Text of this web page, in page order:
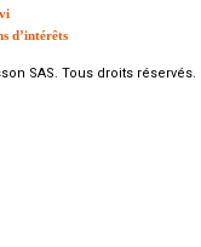
d’intérêts
SAS. Tous droits réservés.